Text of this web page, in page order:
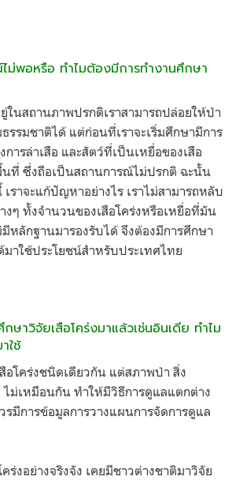
ม่พอหรือ ทำไมต้องมีการทำงานศึกษา
ในสถานภาพปรกติเราสามารถปล่อยให้ป่า
รรมชาติได้ แต่ก่อนที่เราจะเริ่มศึกษามีการ
ารล่าเสือ และสัตว์ที่เป็นเหยื่อของเสือ
นที่ ซึ่งถือเป็นสถานการณ์ไม่ปรกติ ฉะนั้น
ราจะแก้ปัญหาอย่างไร เราไม่สามารถหลับ
ๆ ทั้งจำนวนของเสือโคร่งหรือเหยื่อที่มัน
หลักฐานมารองรับได้ จึงต้องมีการศึกษา
าใช้ประโยชน์สำหรับประเทศไทย
กษาวิจัยเสือโคร่งมาแล้วเช่นอินเดีย ทำไม
ใช้
อโคร่งชนิดเดียวกัน แต่สภาพป่า สิ่ง
ม่เหมือนกัน ทำให้มีวิธีการดูแลแตกต่าง
มีการข้อมูลการวางแผนการจัดการดูแล
ร่งอย่างจริงจัง เคยมีชาวต่างชาติมาวิจัย